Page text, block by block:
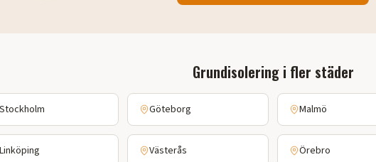
Grundisoleringi fler städer
Stockholm Göteborg Malmö
Linköping Västerås Örebro